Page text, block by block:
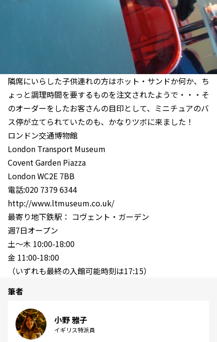
隣席にいらした子供連れの方はホット・サンドか何か、ち
ょっと調理時間を要するものを注文されたようで・・・そ
のオーダーをしたお客さんの目印として、ミニチュアのバ
ス停が立てられていたのも、かなりツボに来ました！
ロンドン交通博物館
London Transport Museum
Covent Garden Piazza
London WC2E 7BB
電話:020 7379 6344
http://www.ltmuseum.co.uk/
最寄り地下鉄駅： コヴェント・ガーデン
週7日オープン
土～木 10:00-18:00
金 11:00-18:00
（いずれも最終の入館可能時刻は17:15）
筆者
小野 雅子
イギリス特派員